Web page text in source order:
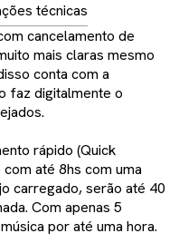
técnicas
cancelamento de
mais claras mesmo
conta com a
faz digitalmente o
rápido (Quick
até 8hs com uma
carregado, serão até 40
Com apenas 5
por até uma hora.